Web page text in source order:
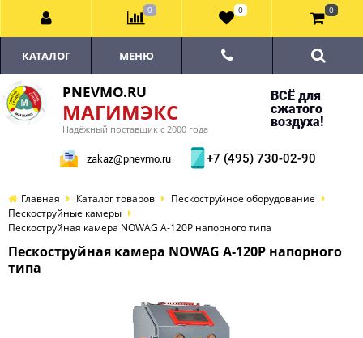
PNEVMO.RU
МАГИМЭКС
Надёжный поставщик с 2000 года
ВСЁ для
сжатого
воздуха!
zakaz@pnevmo.ru +7 (495) 730-02-90
КАТАЛОГ МЕНЮ
Главная Каталог товаров
Пескоструйное оборудование
Пескоструйные камеры
Пескоструйная камера NOWAG A-120P напорного типа
Пескоструйная камера NOWAG A-120P напорного
типа
0 0 0